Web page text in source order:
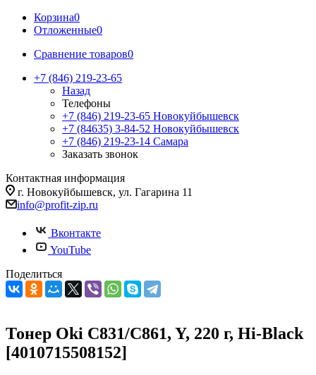
Корзина0
Отложенные0
Сравнение товаров0
+7 (846) 219-23-65
Назад
Телефоны
+7 (846) 219-23-65 Новокуйбышевск
+7 (84635) 3-84-52 Новокуйбышевск
+7 (846) 219-23-14 Самара
Заказать звонок
Контактная информация
г. Новокуйбышевск, ул. Гагарина 11
info@profit-zip.ru
Вконтакте
YouTube
Поделиться
Тонер Oki С831/C861, Y, 220 г, Hi-Black
[4010715508152]